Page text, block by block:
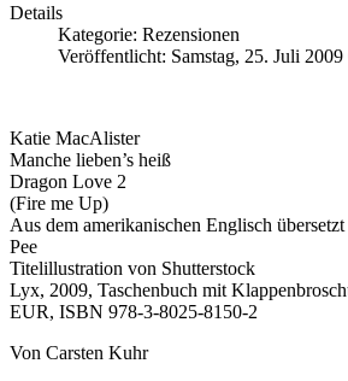
Details
Kategorie: Rezensionen
Veröffentlicht: Samstag, 25. Juli 2009
Katie MacAlister
Manche lieben’s heiß
Dragon Love 2
(Fire me Up)
Aus dem amerikanischen Englisch
Pee
Titelillustration von Shutterstock
Lyx, 2009, Taschenbuch mit
EUR, ISBN 978-3-8025-8150-2
Von Carsten Kuhr